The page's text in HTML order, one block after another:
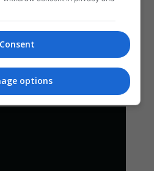
Consent
options